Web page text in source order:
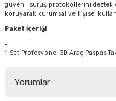
güvenli sürüş protokollerini
koruyarak kurumsal ve kişisel
Paket İçeriği
1 Set Profesyonel 3D Araç Paspas
Yorumlar